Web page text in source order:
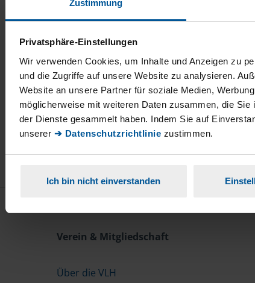
Zustimmung
Privatsphäre-Einstellungen
Wir verwenden Cookies, um Inhalte und Anzeigen zu
und die Zugriffe auf unsere Website zu analysieren.
Website an unsere Partner für soziale Medien,
möglicherweise mit weiteren Daten zusammen, die
der Dienste gesammelt haben. Indem Sie auf
unserer ➔ Datenschutzrichtlinie zustimmen.
Ich bin nicht einverstanden
Verein & Mitgliedschaft
Über die VLH